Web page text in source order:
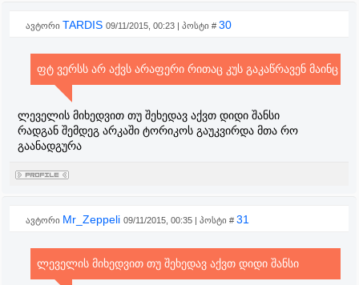
ავტორი TARDIS 09/11/2015, 00:23 | პოსტი # 30
ფტ ვერსს არ აქვს არაფერი რითაც კუს გაკაწრავენ მაინც
ლეველის მიხედვით თუ შეხედავ აქვთ დიდი შანსი
რადგან შემდეგ არკაში ტორიკოს გაუკვირდა მთა რო
გაანადგურა
ავტორი Mr_Zeppeli 09/11/2015, 00:35 | პოსტი # 31
ლეველის მიხედვით თუ შეხედავ აქვთ დიდი შანსი